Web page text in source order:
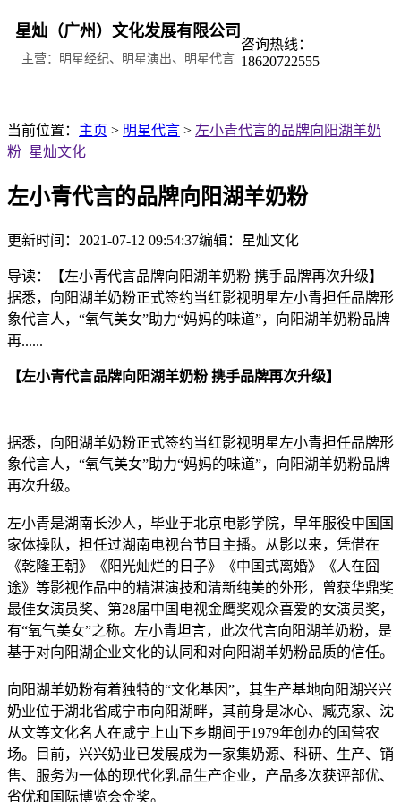
星灿（广州）文化发展有限公司
主营：明星经纪、明星演出、明星代言
咨询热线：
18620722555
当前位置： 主页 > 明星代言 > 左小青代言的品牌向阳湖羊奶
粉_星灿文化
左小青代言的品牌向阳湖羊奶粉
更新时间：2021-07-12 09:54:37编辑：星灿文化
导读：【左小青代言品牌向阳湖羊奶粉 携手品牌再次升级】
据悉，向阳湖羊奶粉正式签约当红影视明星左小青担任品牌形
象代言人，“氧气美女”助力“妈妈的味道”，向阳湖羊奶粉品牌
再......
【左小青代言品牌向阳湖羊奶粉 携手品牌再次升级】
据悉，向阳湖羊奶粉正式签约当红影视明星左小青担任品牌形
象代言人，“氧气美女”助力“妈妈的味道”，向阳湖羊奶粉品牌
再次升级。
左小青是湖南长沙人，毕业于北京电影学院，早年服役中国国
家体操队，担任过湖南电视台节目主播。从影以来，凭借在
《乾隆王朝》《阳光灿烂的日子》《中国式离婚》《人在囧
途》等影视作品中的精湛演技和清新纯美的外形，曾获华鼎奖
最佳女演员奖、第28届中国电视金鹰奖观众喜爱的女演员奖，
有“氧气美女”之称。左小青坦言，此次代言向阳湖羊奶粉，是
基于对向阳湖企业文化的认同和对向阳湖羊奶粉品质的信任。
向阳湖羊奶粉有着独特的“文化基因”，其生产基地向阳湖兴兴
奶业位于湖北省咸宁市向阳湖畔，其前身是冰心、臧克家、沈
从文等文化名人在咸宁上山下乡期间于1979年创办的国营农
场。目前，兴兴奶业已发展成为一家集奶源、科研、生产、销
售、服务为一体的现代化乳品生产企业，产品多次获评部优、
省优和国际博览会金奖。